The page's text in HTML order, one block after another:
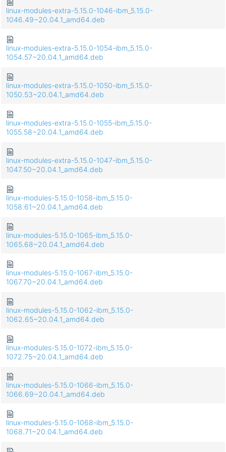
linux-modules-extra-5.15.0-1046-ibm_5.15.0-
1046.49~20.04.1_amd64.deb
linux-modules-extra-5.15.0-1054-ibm_5.15.0-
1054.57~20.04.1_amd64.deb
linux-modules-extra-5.15.0-1050-ibm_5.15.0-
1050.53~20.04.1_amd64.deb
linux-modules-extra-5.15.0-1055-ibm_5.15.0-
1055.58~20.04.1_amd64.deb
linux-modules-extra-5.15.0-1047-ibm_5.15.0-
1047.50~20.04.1_amd64.deb
linux-modules-5.15.0-1058-ibm_5.15.0-
1058.61~20.04.1_amd64.deb
linux-modules-5.15.0-1065-ibm_5.15.0-
1065.68~20.04.1_amd64.deb
linux-modules-5.15.0-1067-ibm_5.15.0-
1067.70~20.04.1_amd64.deb
linux-modules-5.15.0-1062-ibm_5.15.0-
1062.65~20.04.1_amd64.deb
linux-modules-5.15.0-1072-ibm_5.15.0-
1072.75~20.04.1_amd64.deb
linux-modules-5.15.0-1066-ibm_5.15.0-
1066.69~20.04.1_amd64.deb
linux-modules-5.15.0-1068-ibm_5.15.0-
1068.71~20.04.1_amd64.deb